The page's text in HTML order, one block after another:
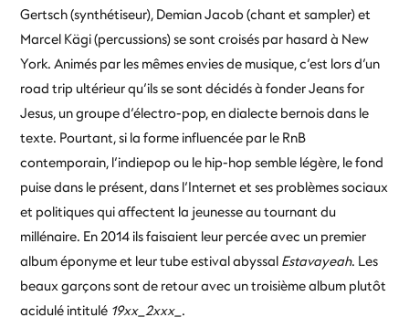
Gertsch (synthétiseur), Demian Jacob (chant et sampler) et
Marcel Kägi (percussions) se sont croisés par hasard à New
York. Animés par les mêmes envies de musique, c’est lors d’un
road trip ultérieur qu’ils se sont décidés à fonder Jeans for
Jesus, un groupe d’électro-pop, en dialecte bernois dans le
texte. Pourtant, si la forme influencée par le RnB
contemporain, l’indiepop ou le hip-hop semble légère, le fond
puise dans le présent, dans l’Internet et ses problèmes sociaux
et politiques qui affectent la jeunesse au tournant du
millénaire. En 2014 ils faisaient leur percée avec un premier
album éponyme et leur tube estival abyssal Estavayeah. Les
beaux garçons sont de retour avec un troisième album plutôt
acidulé intitulé 19xx_2xxx_ .